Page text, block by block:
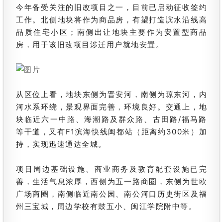
今年备受关注的旧改项目之一，目前已启动征收签约
工作。北侧地块将作为商品房，有望打造滨水沿线高
品质住宅小区；南侧出让地块主要作为安置型商品
房，用于该旧改项目涉迁用户就地安置。
从区位上看，地块东侧为晋安河，南侧为琼东河，内
河水系环绕，景观界面完善，环境良好。交通上，地
块临近六一中路、海潮路及群众路、古田路/福马路
等干道，又有F1滨海快线闽都站（距离约300米）加
持，实现迅速通达全城。
项目周边基础设施、商业商务及教育配套设施已完
善，生活气息浓厚，西侧为五一路商圈，东侧为世欧
广场商圈，南侧临近南公园、南公河口历史街区及福
州三宝城，周边学校有鼓五小、闽江学院附中等。